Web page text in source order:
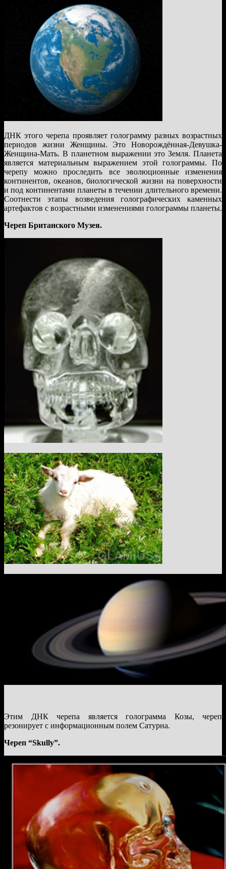
ДНК этого черепа проявляет голограмму разных возрастных
периодов жизни Женщины. Это Новорождённая-Девушка-
Женщина-Мать. В планетном выражении это Земля. Планета
является материальным выражением этой голограммы. По
черепу можно проследить все эволюционные изменения
континентов, океанов, биологической жизни на поверхности
и под континентами планеты в течении длительного времени.
Соотнести этапы возведения голографических каменных
артефактов с возрастными изменениями голограммы планеты.
Череп Британского Музея.
Этим ДНК черепа является голограмма Козы, череп
резонирует с информационным полем Сатурна.
Череп “Skully”.